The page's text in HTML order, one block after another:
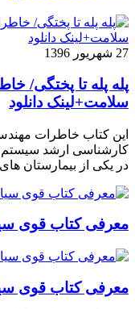
27 شهریور 1396
پله پله تا پختگی/
سلامت+لینک دانلود
این کتاب خاطرات
کارشناسی ارشد
در یکی از بیمارستان
معرفی کتاب قوی
معرفی کتاب قوی